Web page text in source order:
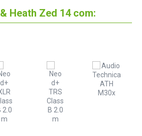
Heath Zed 14 com: